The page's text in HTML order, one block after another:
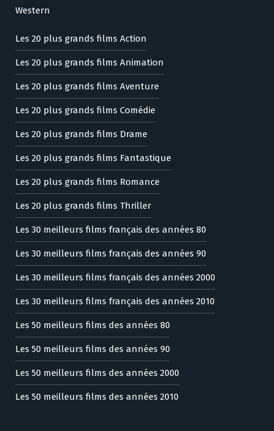
Western
Les 20 plus grands films Action
Les 20 plus grands films Animation
Les 20 plus grands films Aventure
Les 20 plus grands films Comédie
Les 20 plus grands films Drame
Les 20 plus grands films Fantastique
Les 20 plus grands films Romance
Les 20 plus grands films Thriller
Les 30 meilleurs films français des années 80
Les 30 meilleurs films français des années 90
Les 30 meilleurs films français des années 2000
Les 30 meilleurs films français des années 2010
Les 50 meilleurs films des années 80
Les 50 meilleurs films des années 90
Les 50 meilleurs films des années 2000
Les 50 meilleurs films des années 2010